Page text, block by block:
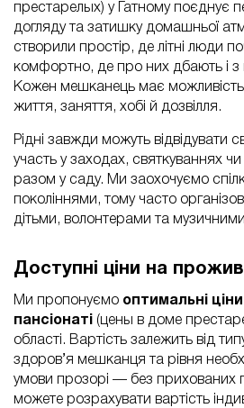
престарелых) у Гатному поєднує
догляду та затишку домашньої
створили простір, де літні люди
комфортно, де про них дбають і з
Кожен мешканець має можливість
життя, заняття, хобі й дозвілля.
Рідні завжди можуть відвідувати
участь у заходах, святкуваннях
разом у саду. Ми заохочуємо
поколіннями, тому часто
дітьми, волонтерами та
Доступні ціни на
Ми пропонуємо оптимальні
пансіонаті
(цены в доме
області. Вартість залежить від
здоров’я мешканця та рівня
умови прозорі — без прихованих
можете розрахувати вартість